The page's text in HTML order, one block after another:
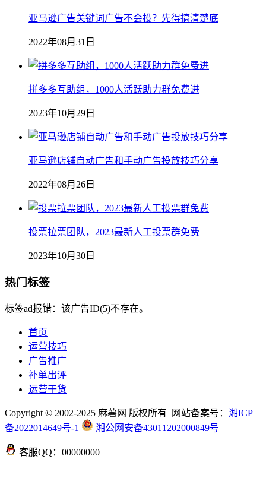
亚马逊广告关键词广告不会投？先得搞清楚底
2022年08月31日
拼多多互助组，1000人活跃助力群免费进
2023年10月29日
亚马逊店铺自动广告和手动广告投放技巧分享
2022年08月26日
投票拉票团队，2023最新人工投票群免费
2023年10月30日
热门标签
标签ad报错：该广告ID(5)不存在。
首页
运营技巧
广告推广
补单出评
运营干货
Copyright © 2002-2025 麻薯网 版权所有 网站备案号： 湘ICP
备2022014649号-1
湘公网安备43011202000849号
客服QQ：00000000